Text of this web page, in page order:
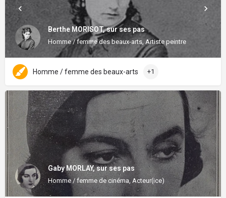
Berthe MORISOT, sur ses pas
Homme / femme des beaux-arts, Artiste peintre
Homme / femme des beaux-arts +1
Gaby MORLAY, sur ses pas
Homme / femme de cinéma, Acteur(ice)